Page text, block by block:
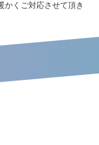
かくご対応させて頂き